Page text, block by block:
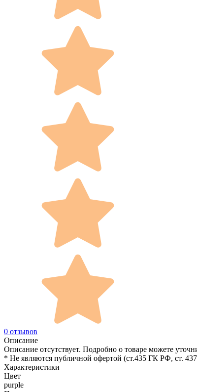
0 отзывов
Описание
Описание отсутствует. Подробно о товаре можете
* Не являются публичной офертой (ст.435 ГК РФ, cт.
Характеристики
Цвет
purple